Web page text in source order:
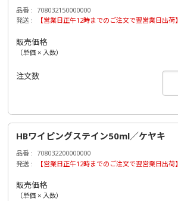
品番
708032150000000
発送
【営業日正午12時までのご注文で翌営業日出荷】
販売価格
（単価 × 入数）
注文数
HBワイピングステイン50ml／ケヤキ
品番
708032200000000
発送
【営業日正午12時までのご注文で翌営業日出荷】
販売価格
（単価 × 入数）